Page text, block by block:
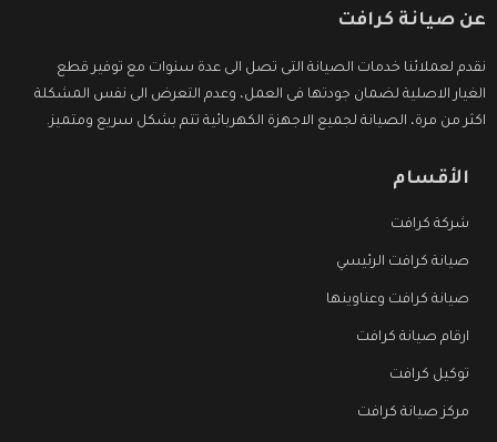
عن صيانة كرافت
نقدم لعملائنا خدمات الصيانة التى تصل الى عدة سنوات مع توفير قطع
الغيار الاصلية لضمان جودتها فى العمل، وعدم التعرض الى نفس المشكلة
اكثر من مرة، الصيانة لجميع الاجهزة الكهربائية تتم بشكل سريع ومتميز.
الأقسام
شركة كرافت
صيانة كرافت الرئيسي
صيانة كرافت وعناوينها
ارقام صيانة كرافت
توكيل كرافت
مركز صيانة كرافت